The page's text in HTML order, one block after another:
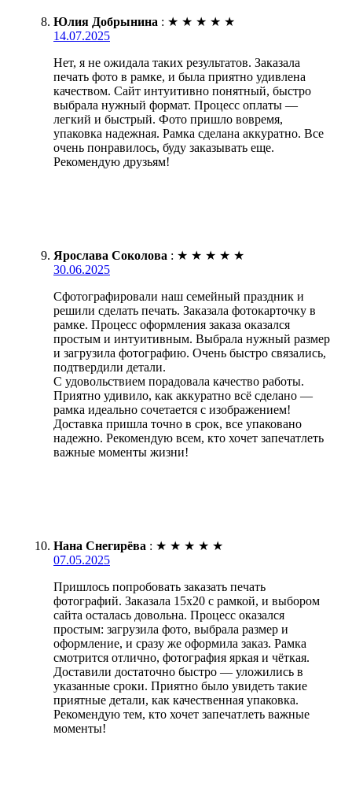
Юлия Добрынина : ★ ★ ★ ★ ★
14.07.2025
Нет, я не ожидала таких результатов. Заказала
печать фото в рамке, и была приятно удивлена
качеством. Сайт интуитивно понятный, быстро
выбрала нужный формат. Процесс оплаты —
легкий и быстрый. Фото пришло вовремя,
упаковка надежная. Рамка сделана аккуратно. Все
очень понравилось, буду заказывать еще.
Рекомендую друзьям!
Ярослава Соколова : ★ ★ ★ ★ ★
30.06.2025
Сфотографировали наш семейный праздник и
решили сделать печать. Заказала фотокарточку в
рамке. Процесс оформления заказа оказался
простым и интуитивным. Выбрала нужный размер
и загрузила фотографию. Очень быстро связались,
подтвердили детали.
С удовольствием порадовала качество работы.
Приятно удивило, как аккуратно всё сделано —
рамка идеально сочетается с изображением!
Доставка пришла точно в срок, все упаковано
надежно. Рекомендую всем, кто хочет запечатлеть
важные моменты жизни!
Нана Снегирёва : ★ ★ ★ ★ ★
07.05.2025
Пришлось попробовать заказать печать
фотографий. Заказала 15х20 с рамкой, и выбором
сайта осталась довольна. Процесс оказался
простым: загрузила фото, выбрала размер и
оформление, и сразу же оформила заказ. Рамка
смотрится отлично, фотография яркая и чёткая.
Доставили достаточно быстро — уложились в
указанные сроки. Приятно было увидеть такие
приятные детали, как качественная упаковка.
Рекомендую тем, кто хочет запечатлеть важные
моменты!